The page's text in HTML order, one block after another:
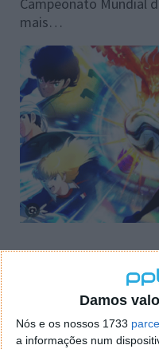
Damos
Nós e os nossos 1733
a informações num
Campeonato Mundial
mais…
Captain
pontapé de